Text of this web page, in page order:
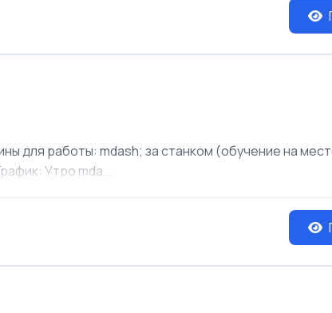
для работы: mdash; за станком (обучение на
Утро mda...